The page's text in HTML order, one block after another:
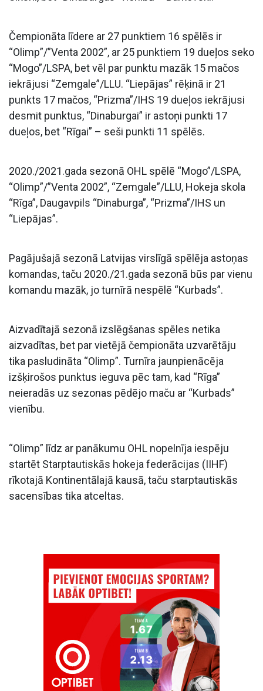
Čempionāta līdere ar 27 punktiem 16 spēlēs ir
“Olimp”/”Venta 2002”, ar 25 punktiem 19 dueļos seko
“Mogo”/LSPA, bet vēl par punktu mazāk 15 mačos
iekrājusi “Zemgale”/LLU. “Liepājas” rēķinā ir 21
punkts 17 mačos, “Prizma”/IHS 19 dueļos iekrājusi
desmit punktus, “Dinaburgai” ir astoņi punkti 17
dueļos, bet “Rīgai” – seši punkti 11 spēlēs.
2020./2021.gada sezonā OHL spēlē “Mogo”/LSPA,
“Olimp”/”Venta 2002”, “Zemgale”/LLU, Hokeja skola
“Rīga”, Daugavpils “Dinaburga”, “Prizma”/IHS un
“Liepājas”.
Pagājušajā sezonā Latvijas virslīgā spēlēja astoņas
komandas, taču 2020./21.gada sezonā būs par vienu
komandu mazāk, jo turnīrā nespēlē “Kurbads”.
Aizvadītajā sezonā izslēgšanas spēles netika
aizvadītas, bet par vietējā čempionāta uzvarētāju
tika pasludināta “Olimp”. Turnīra jaunpienācēja
izšķirošos punktus ieguva pēc tam, kad “Rīga”
neieradās uz sezonas pēdējo maču ar “Kurbads”
vienību.
“Olimp” līdz ar panākumu OHL nopelnīja iespēju
startēt Starptautiskās hokeja federācijas (IIHF)
rīkotajā Kontinentālajā kausā, taču starptautiskās
sacensības tika atceltas.